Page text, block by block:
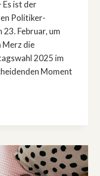
ist der
Politiker-
Februar, um
Merz die
2025 im
Moment